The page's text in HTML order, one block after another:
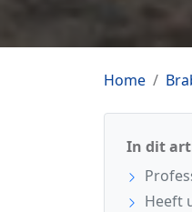
Home
In dit
Heeft